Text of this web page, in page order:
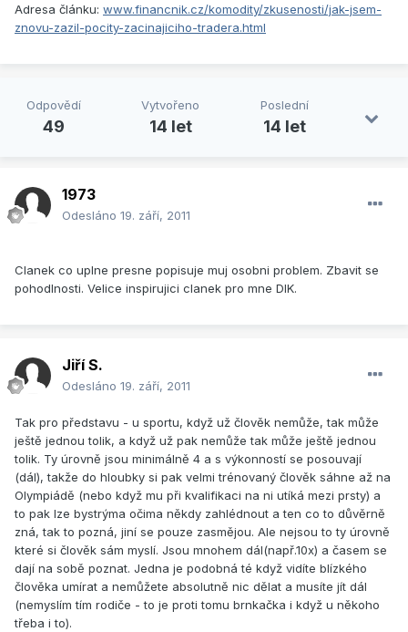
Adresa článku: www.financnik.cz/komodity/zkusenosti/jak-jsem-
znovu-zazil-pocity-zacinajiciho-tradera.html
Odpovědí
49
Vytvořeno
14 let
Poslední
14 let
1973
Odesláno 19. září, 2011
Clanek co uplne presne popisuje muj osobni problem. Zbavit se
pohodlnosti. Velice inspirujici clanek pro mne DIK.
Jiří S.
Odesláno 19. září, 2011
Tak pro představu - u sportu, když už člověk nemůže, tak může
ještě jednou tolik, a když už pak nemůže tak může ještě jednou
tolik. Ty úrovně jsou minimálně 4 a s výkonností se posouvají
(dál), takže do hloubky si pak velmi trénovaný člověk sáhne až na
Olympiádě (nebo když mu při kvalifikaci na ni utíká mezi prsty) a
to pak lze bystrýma očima někdy zahlédnout a ten co to důvěrně
zná, tak to pozná, jiní se pouze zasmějou. Ale nejsou to ty úrovně
které si člověk sám myslí. Jsou mnohem dál(např.10x) a časem se
dají na sobě poznat. Jedna je podobná té když vidíte blízkého
člověka umírat a nemůžete absolutně nic dělat a musíte jít dál
(nemyslím tím rodiče - to je proti tomu brnkačka i když u někoho
třeba i to).